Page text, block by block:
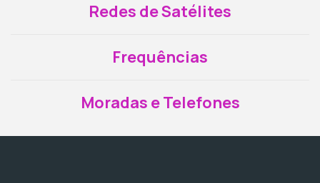
Redes de Satélites
Frequências
Moradas e Telefones